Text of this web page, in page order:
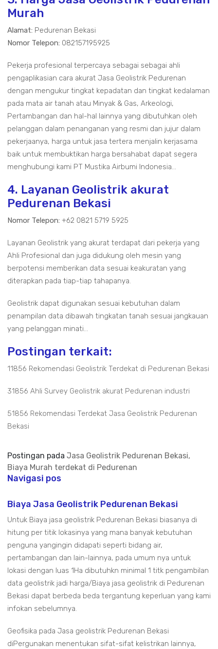
Murah
Alamat: Pedurenan Bekasi
Nomor Telepon: 082157195925
Pekerja profesional terpercaya sebagai sebagai ahli
pengaplikasian cara akurat Jasa Geolistrik Pedurenan
dengan mengukur tingkat kepadatan dan tingkat kedalaman
pada mata air tanah atau Minyak & Gas, Arkeologi,
Pertambangan dan hal-hal lainnya yang dibutuhkan oleh
pelanggan dalam penanganan yang resmi dan jujur dalam
pekerjaanya, harga untuk jasa tertera menjalin kerjasama
baik untuk membuktikan harga bersahabat dapat segera
menghubungi kami PT Mustika Airbumi Indonesia...
4. Layanan Geolistrik akurat
Pedurenan Bekasi
Nomor Telepon: +62 0821 5719 5925
Layanan Geolistrik yang akurat terdapat dari pekerja yang
Ahli Profesional dan juga didukung oleh mesin yang
berpotensi memberikan data sesuai keakuratan yang
diterapkan pada tiap-tiap tahapanya.
Geolistrik dapat digunakan sesuai kebutuhan dalam
penampilan data dibawah tingkatan tanah sesuai jangkauan
yang pelanggan minati...
Postingan terkait:
11856 Rekomendasi Geolistrik Terdekat di Pedurenan Bekasi
31856 Ahli Survey Geolistrik akurat Pedurenan industri
51856 Rekomendasi Terdekat Jasa Geolistrik Pedurenan
Bekasi
Postingan pada Jasa Geolistrik Pedurenan Bekasi,
Biaya Murah terdekat di Pedurenan
Navigasi pos
Biaya Jasa Geolistrik Pedurenan Bekasi
Untuk Biaya jasa geolistrik Pedurenan Bekasi biasanya di
hitung per titik lokasinya yang mana banyak kebutuhan
penguna yangingin didapati seperti bidang air,
pertambangan dan lain-lainnya, pada umum nya untuk
lokasi dengan luas 1Ha dibutuhkn minimal 1 titk pengambilan
data geolistrik jadi harga/Biaya jasa geolistrik di Pedurenan
Bekasi dapat berbeda beda tergantung keperluan yang kami
infokan sebelumnya.
Geofisika pada Jasa geolistrik Pedurenan Bekasi
diPergunakan menentukan sifat-sifat kelistrikan lainnya,